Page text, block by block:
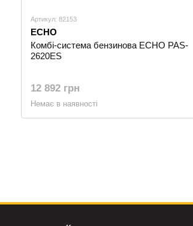
Артикул: 82153
ECHO
Комбі-система бензинова ECHO PAS-
2620ES
12 892 грн
Немає в наявності